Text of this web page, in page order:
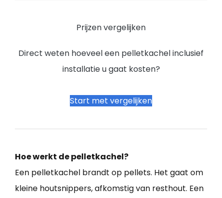
Prijzen vergelijken
Direct weten hoeveel een pelletkachel inclusief
installatie u gaat kosten?
Start met vergelijken
Hoe werkt de pelletkachel?
Een pelletkachel brandt op pellets. Het gaat om
kleine houtsnippers, afkomstig van resthout. Een